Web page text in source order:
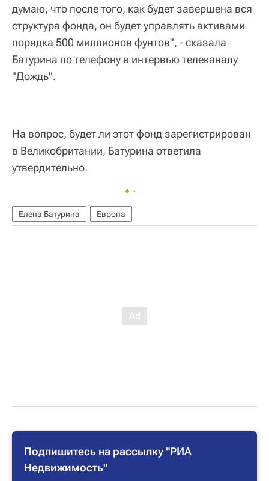
думаю, что после того, как будет завершена вся
структура фонда, он будет управлять активами
порядка 500 миллионов фунтов", - сказала
Батурина по телефону в интервью телеканалу
"Дождь".
На вопрос, будет ли этот фонд зарегистрирован
в Великобритании, Батурина ответила
утвердительно.
Елена Батурина Европа
Подпишитесь на рассылку "РИА
Недвижимость"